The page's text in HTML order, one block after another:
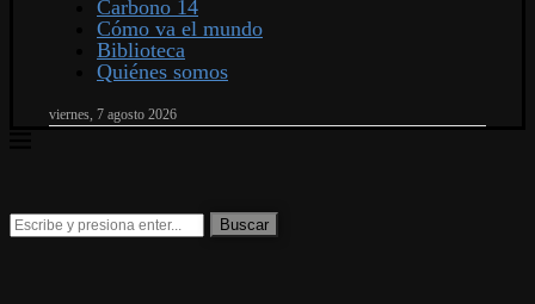
Carbono 14
Cómo va el mundo
Biblioteca
Quiénes somos
viernes, 7 agosto 2026